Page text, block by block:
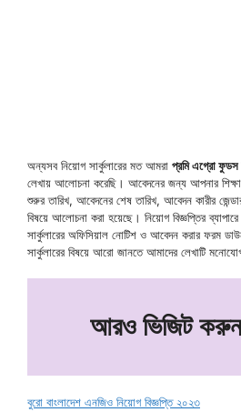
অন্যসব নিয়োগ সার্কুলারের মত আমরা প্রমি এগ্রো ফুডস
লেখায় আলোচনা করেছি। আবেদনের জন্য আপনার
শুরুর তারিখ, আবেদনের শেষ তারিখ, আবেদন কারীর
বিষয়ে আলোচনা করা হয়েছে। নিয়োগ বিজ্ঞপ্তির
সার্কুলারের অফিসিয়াল নোটিশ ও আবেদন করার ফরম
সার্কুলারের বিষয়ে আরো জানতে আমাদের লেখাটি
আরও ভিজিট করুন
বুরো বাংলাদেশ এনজিও নিয়োগ বিজ্ঞপ্তি ২০২৩